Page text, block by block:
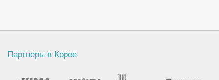
Партнеры в Корее